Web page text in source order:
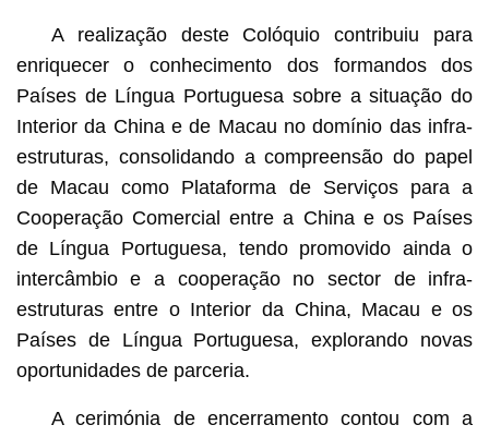
A realização deste Colóquio contribuiu para
enriquecer o conhecimento dos formandos dos
Países de Língua Portuguesa sobre a situação do
Interior da China e de Macau no domínio das infra-
estruturas, consolidando a compreensão do papel
de Macau como Plataforma de Serviços para a
Cooperação Comercial entre a China e os Países
de Língua Portuguesa, tendo promovido ainda o
intercâmbio e a cooperação no sector de infra-
estruturas entre o Interior da China, Macau e os
Países de Língua Portuguesa, explorando novas
oportunidades de parceria.
A cerimónia de encerramento contou com a